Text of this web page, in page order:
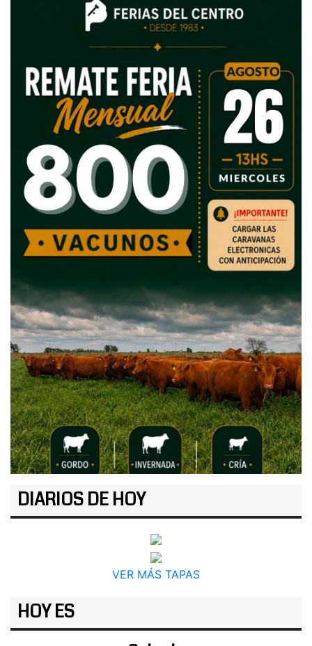
DIARIOS DE HOY
VER MÁS TAPAS
HOY ES